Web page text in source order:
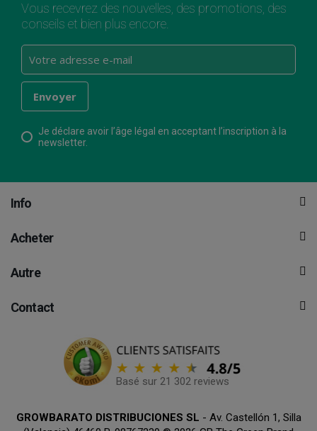
Vous recevrez des nouvelles, des promotions, des
conseils et bien plus encore.
Je déclare avoir l’âge légal en acceptant l’inscription à la
newsletter.
Info
Acheter
Autre
Contact
Basé sur 21 302 reviews
GROWBARATO DISTRIBUCIONES SL - Av. Castellón 1, Silla